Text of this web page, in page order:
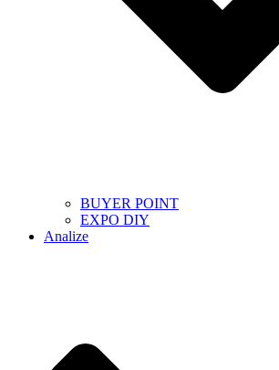
BUYER POINT
EXPO DIY
Analize